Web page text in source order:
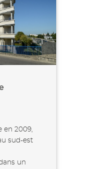
en 2009,
sud-est
un